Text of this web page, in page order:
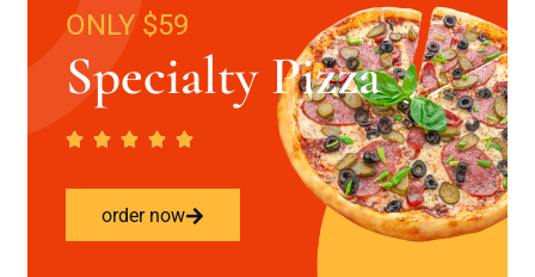
ONLY $59
Specialty Pizza
order now